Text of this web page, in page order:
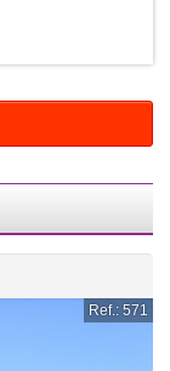
Ref.: 571